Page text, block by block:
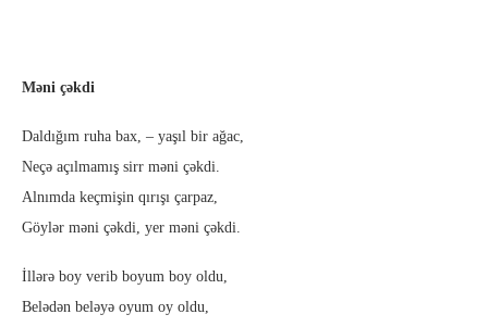
Məni çəkdi
Daldığım ruha bax, – yaşıl bir ağac,
Neçə açılmamış sirr məni çəkdi.
Alnımda keçmişin qırışı çarpaz,
Göylər məni çəkdi, yer məni çəkdi.
İllərə boy verib boyum boy oldu,
Belədən beləyə oyum oy oldu,